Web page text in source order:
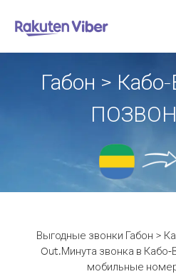
Габон >
Выгодные звонки Габон >
Out.Минута звонка в
мобильные